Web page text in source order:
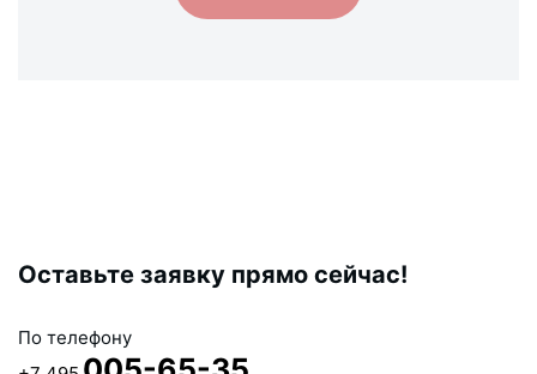
Оставьте заявку прямо сейчас!
По телефону